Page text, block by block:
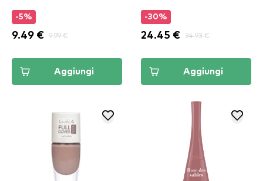
-5%
9.49 € 9.99 €
Aggiungi
-30%
24.45 € 34.93 €
Aggiungi